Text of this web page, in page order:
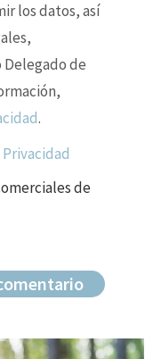
los datos, así
de
.
de